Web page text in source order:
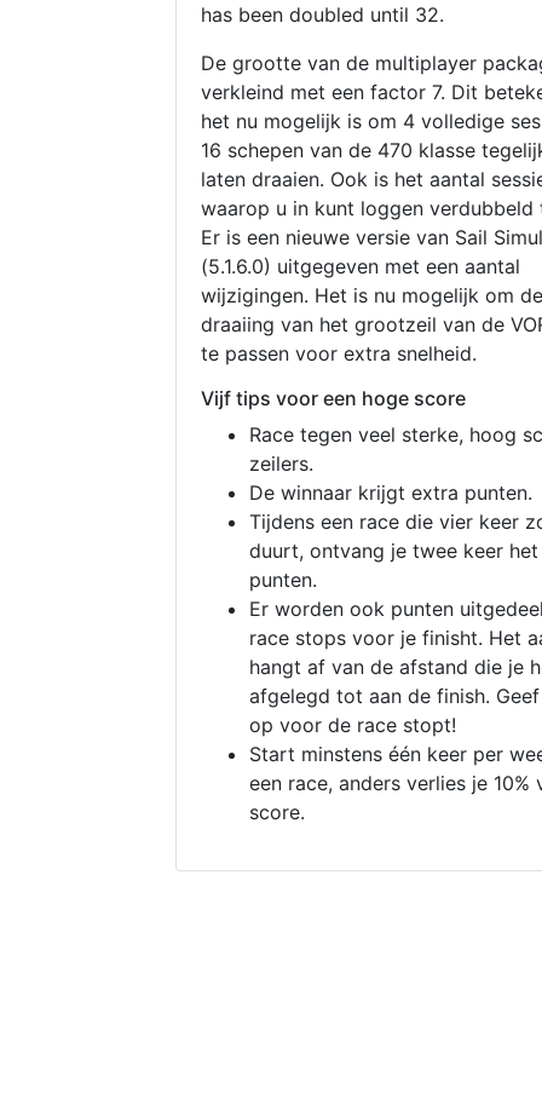
has been doubled until 32.
De grootte van de multiplayer
verkleind met een factor 7. Dit
het nu mogelijk is om 4 volledige
16 schepen van de 470 klasse
laten draaien. Ook is het aantal
waarop u in kunt loggen verdubbeld
Er is een nieuwe versie van Sail
(5.1.6.0) uitgegeven met een aantal
wijzigingen. Het is nu mogelijk om de
draaiing van het grootzeil van de
te passen voor extra snelheid.
Vijf tips voor een hoge score
Race tegen veel sterke, hoog
zeilers.
De winnaar krijgt extra punten.
Tijdens een race die vier keer
duurt, ontvang je twee keer
punten.
Er worden ook punten
race stops voor je finisht. Het
hangt af van de afstand die je
afgelegd tot aan de finish.
op voor de race stopt!
Start minstens één keer per
een race, anders verlies je 10%
score.